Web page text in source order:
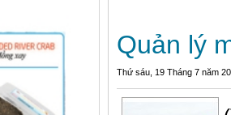
Quản lý
Thứ sáu, 19 Tháng 7 năm